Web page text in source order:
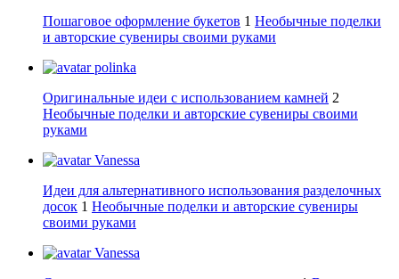
Пошаговое оформление букетов 1 Необычные поделки
и авторские сувениры своими руками
polinka
Оригинальные идеи с использованием камней 2
Необычные поделки и авторские сувениры своими
руками
Vanessa
Идеи для альтернативного использования разделочных
досок 1 Необычные поделки и авторские сувениры
своими руками
Vanessa